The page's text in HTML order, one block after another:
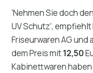
‘Nehmen Sie doch
UV Schutz’,
Friseurwaren AG und
dem Preis mit12,50
Kabinettwaren